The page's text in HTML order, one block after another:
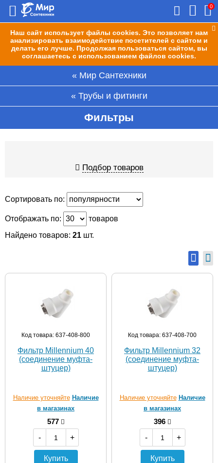
Наш сайт использует файлы cookies. Это позволяет нам
анализировать взаимодействие посетителей с сайтом и
делать его лучше. Продолжая пользоваться сайтом, вы
соглашаетесь с использованием файлов cookies.
0
Мир Сантехники
Трубы и фитинги
Фильтры
Подбор товаров
Сортировать по:
Отображать по:
товаров
Найдено товаров: 21 шт.
Код товара: 637-408-800
Фильтр Millennium 40
(соединение муфта-
штуцер)
Наличие уточняйте Наличие
в магазинах
577
-
+
Купить
Код товара: 637-408-700
Фильтр Millennium 32
(соединение муфта-
штуцер)
Наличие уточняйте Наличие
в магазинах
396
-
+
Купить